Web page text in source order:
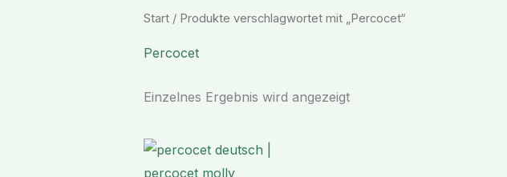
Start/ Produkte verschlagwortet mit „Percocet“
Percocet
Einzelnes Ergebnis wird angezeigt
Preisspanne:
€ 158,90